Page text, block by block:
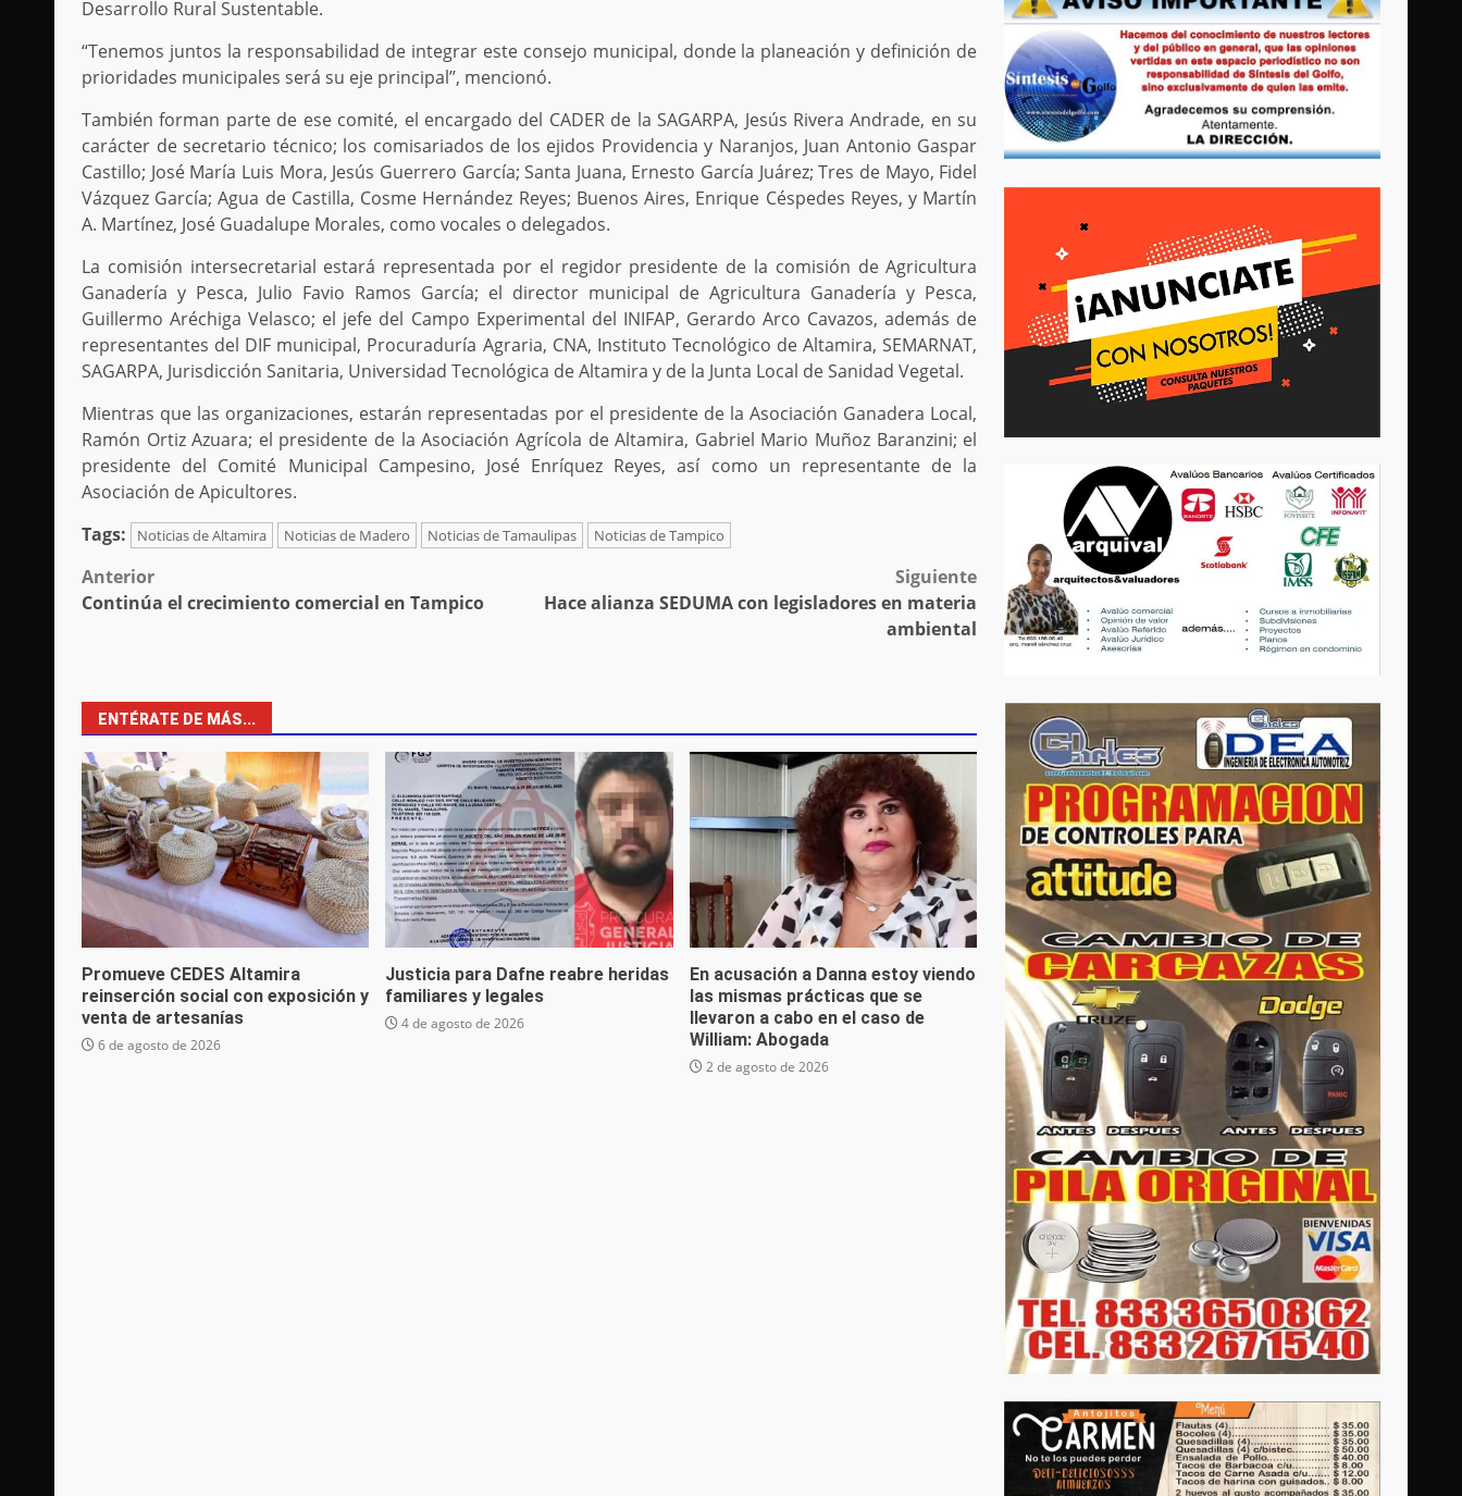
Desarrollo Rural Sustentable.
“Tenemos juntos la responsabilidad de integrar este consejo municipal, donde la planeación y definición de
prioridades municipales será su eje principal’’, mencionó.
También forman parte de ese comité, el encargado del CADER de la SAGARPA, Jesús Rivera Andrade, en su
carácter de secretario técnico; los comisariados de los ejidos Providencia y Naranjos, Juan Antonio Gaspar
Castillo; José María Luis Mora, Jesús Guerrero García; Santa Juana, Ernesto García Juárez; Tres de Mayo, Fidel
Vázquez García; Agua de Castilla, Cosme Hernández Reyes; Buenos Aires, Enrique Céspedes Reyes, y Martín
A. Martínez, José Guadalupe Morales, como vocales o delegados.
La comisión intersecretarial estará representada por el regidor presidente de la comisión de Agricultura
Ganadería y Pesca, Julio Favio Ramos García; el director municipal de Agricultura Ganadería y Pesca,
Guillermo Aréchiga Velasco; el jefe del Campo Experimental del INIFAP, Gerardo Arco Cavazos, además de
representantes del DIF municipal, Procuraduría Agraria, CNA, Instituto Tecnológico de Altamira, SEMARNAT,
SAGARPA, Jurisdicción Sanitaria, Universidad Tecnológica de Altamira y de la Junta Local de Sanidad Vegetal.
Mientras que las organizaciones, estarán representadas por el presidente de la Asociación Ganadera Local,
Ramón Ortiz Azuara; el presidente de la Asociación Agrícola de Altamira, Gabriel Mario Muñoz Baranzini; el
presidente del Comité Municipal Campesino, José Enríquez Reyes, así como un representante de la
Asociación de Apicultores.
Tags:
Noticias de Altamira Noticias de Madero Noticias de Tamaulipas Noticias de Tampico
Post
Anterior
Continúa el crecimiento comercial en Tampico
Siguiente
Hace alianza SEDUMA con legisladores en materia
ambiental
ENTÉRATE DE MÁS...
Promueve CEDES Altamira
reinserción social con exposición y
venta de artesanías
6 de agosto de 2026
Justicia para Dafne reabre heridas
familiares y legales
4 de agosto de 2026
En acusación a Danna estoy viendo
las mismas prácticas que se
llevaron a cabo en el caso de
William: Abogada
2 de agosto de 2026